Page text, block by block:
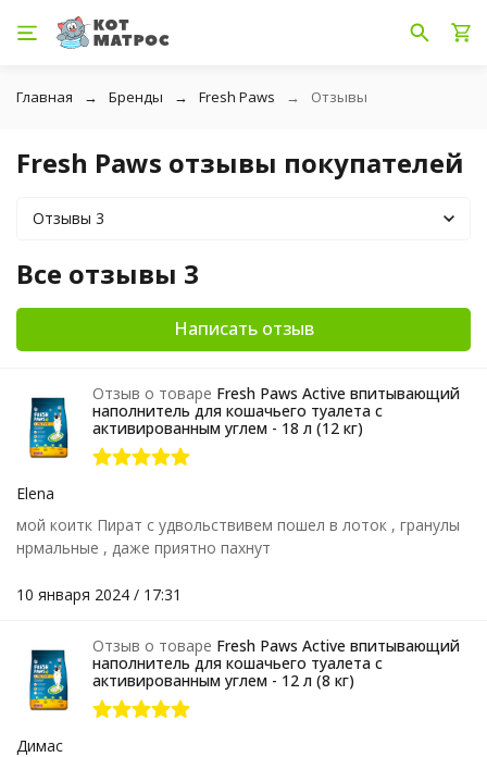
Главная Бренды Fresh Paws Отзывы
Fresh Paws отзывы покупателей
Отзывы 3
Все отзывы 3
Написать отзыв
Отзыв о товаре Fresh Paws Active впитывающий
наполнитель для кошачьего туалета с
активированным углем - 18 л (12 кг)
Elena
мой коитк Пират с удвольствивем пошел в лоток , гранулы
нрмальные , даже приятно пахнут
10 января 2024 / 17:31
Отзыв о товаре Fresh Paws Active впитывающий
наполнитель для кошачьего туалета с
активированным углем - 12 л (8 кг)
Димас